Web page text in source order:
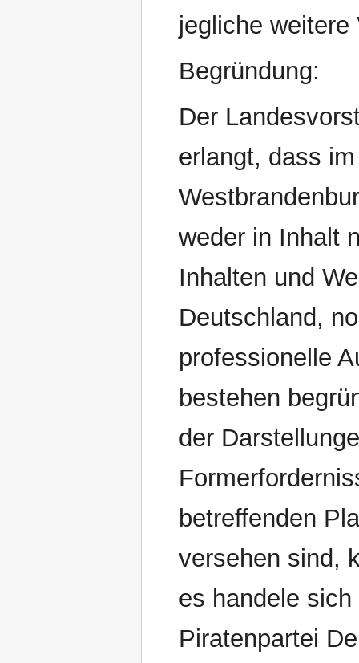
jegliche
Begründung:
Der
erlangt, dass
weder in Inhalt
Inhalten und
Deutschland,
professionelle
bestehen
der
betreffenden
versehen sind,
es handele
Piratenpartei